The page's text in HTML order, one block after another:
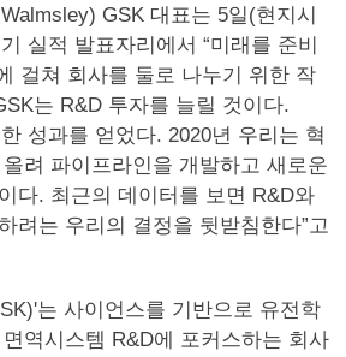
GSK 대표는 5일(현지시
실적 발표자리에서 “미래를 준비
걸쳐 회사를 둘로 나누기 위한 작
는 R&D 투자를 늘릴 것이다.
성과를 얻었다. 2020년 우리는 혁
려 파이프라인을 개발하고 새로운
다. 최근의 데이터를 보면 R&D와
려는 우리의 결정을 뒷받침한다”고
는 사이언스를 기반으로 유전학
역시스템 R&D에 포커스하는 회사